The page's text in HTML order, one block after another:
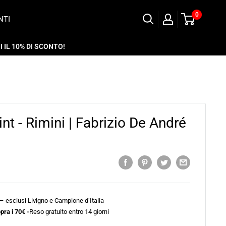
0
IL 10% DI SCONTO!
- Rimini | Fabrizio De André
esclusi Livigno e Campione d’Italia
i 70€ -Reso gratuito entro 14 giorni